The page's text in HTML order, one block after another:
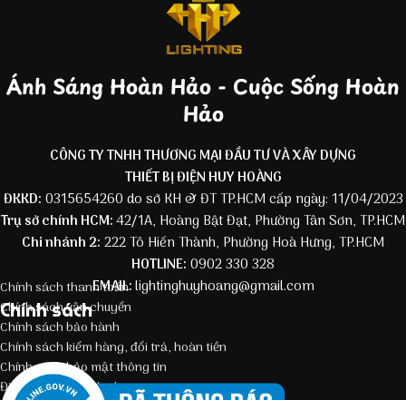
Ánh Sáng Hoàn Hảo - Cuộc Sống Hoàn
Hảo
CÔNG TY TNHH THƯƠNG MẠI ĐẦU TƯ VÀ XÂY DỰNG
THIẾT BỊ ĐIỆN HUY HOÀNG
ĐKKD: 0315654260 do sở KH & ĐT TP.HCM cấp ngày: 11/04/2023
Trụ sở chính HCM:42/1A, Hoàng Bật Đạt, Phường Tân Sơn, TP.HCM
Chi nhánh 2: 222 Tô Hiến Thành, Phường Hoà Hưng, TP.HCM
HOTLINE: 0902 330 328
EMAIL:lightinghuyhoang@gmail.com
Chính sách
Chính sách thanh toán
Chính sách vận chuyển
Chính sách bảo hành
Chính sách kiểm hàng, đổi trả, hoàn tiền
Chính sách bảo mật thông tin
Điều kiện giao dịch chung